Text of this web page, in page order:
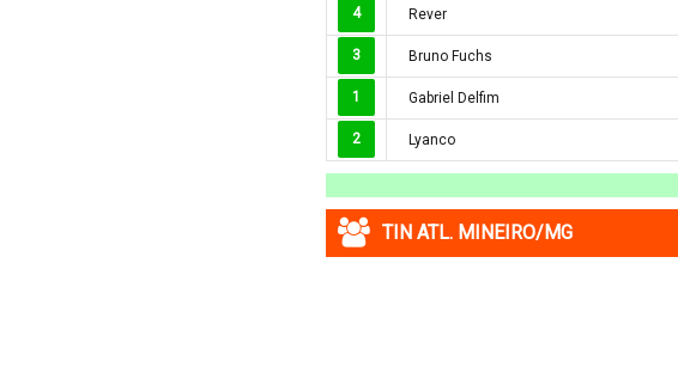
4 Rever
3 Bruno Fuchs
1 Gabriel Delfim
2 Lyanco
TIN ATL. MINEIRO/MG